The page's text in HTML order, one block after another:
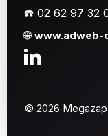
☎️ 02 62 97 32
🌐www.adweb-
© 2026